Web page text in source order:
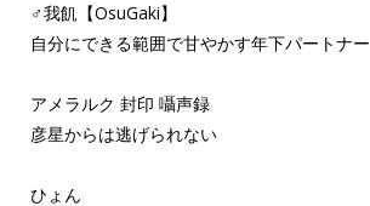
♂我飢【OsuGaki】
自分にできる範囲で甘やかす年下パートナー
アメラルク 封印 囁声録
彦星からは逃げられない
ひょん